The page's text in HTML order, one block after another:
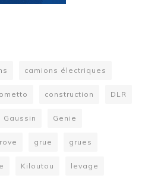
camions électriques
construction DLR
Gaussin Genie
grue grues
Kiloutou levage